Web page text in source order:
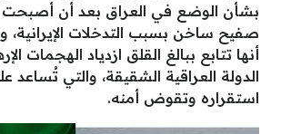
بشأن الوضع في العراق بعد أن أصبحت
صفيح ساخن بسبب التدخلات الإيرانية،
أنها تتابع ببالغ القلق ازدياد الهجمات
الدولة العراقية الشقيقة، والتي تُساعد
استقراره وتقوض أمنه.